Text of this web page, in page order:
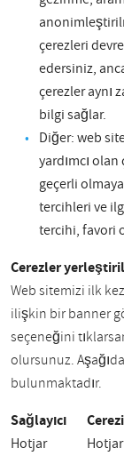
çerezleri
edersiniz,
çerezler aynı
bilgi sağlar.
Diğer: web
yardımcı
geçerli
tercihleri ve
tercihi, favori
Çerezler
Web sitemizi ilk
ilişkin bir banner
seçeneğini
olursunuz.
bulunmaktadır.
Sağlayıcı
Hotjar Hotjar